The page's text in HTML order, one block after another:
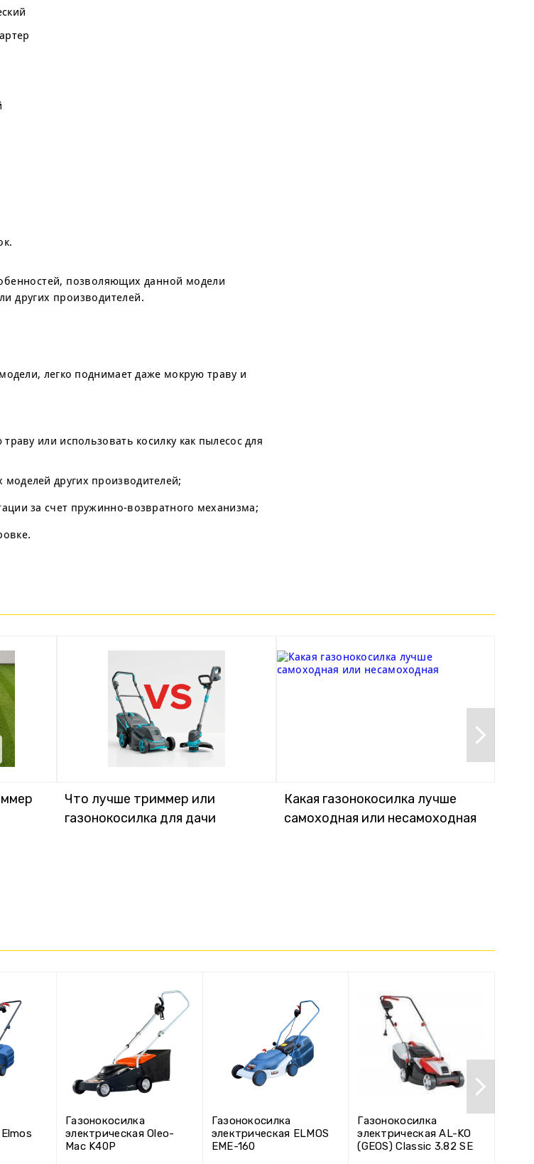
позволяющих данной модели
других производителей.
легко поднимает даже мокрую траву и
или использовать косилку как пылесос для
других производителей;
за счет пружинно-возвратного механизма;
Что лучше триммер или
газонокосилка для дачи
Какая газонокосилка лучше
самоходная или несамоходная
Газонокосилка
электрическая Oleo-
Mac K40P
Газонокосилка
электрическая ELMOS
EME-160
Газонокосилка
электрическая AL-KO
(GEOS) Classic 3.82 SE